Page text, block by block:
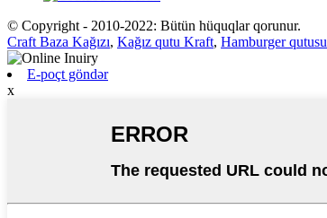
© Copyright - 2010-2022: Bütün hüquqlar qorunur.
Craft Baza Kağızı, Kağız qutu Kraft, Hamburger qutusu
E-poçt göndər
x